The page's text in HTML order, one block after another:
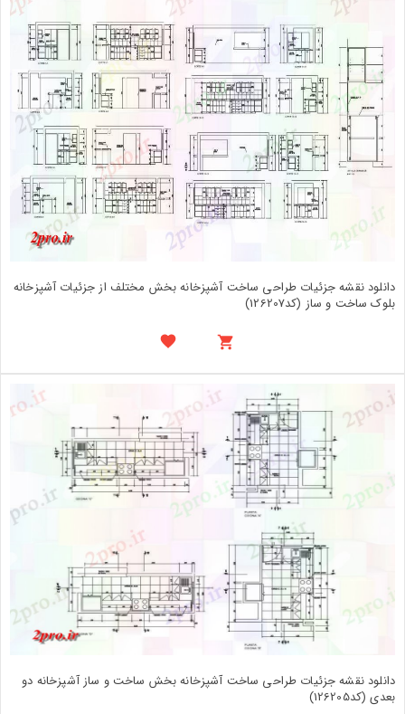
دانلود نقشه جزئیات طراحی ساخت آشپزخانه بخش مختلف از جزئیات آشپزخانه
بلوک ساخت و ساز (کد126207)
دانلود نقشه جزئیات طراحی ساخت آشپزخانه بخش ساخت و ساز آشپزخانه دو
بعدی (کد126205)